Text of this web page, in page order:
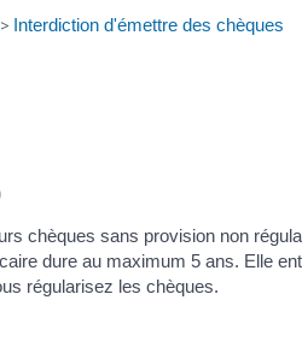
> Interdiction d'émettre des chèques
chèques sans provision non
dure au maximum 5 ans. Elle
régularisez les chèques.